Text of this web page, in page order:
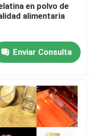
en polvo de
alimentaria
Enviar Consulta